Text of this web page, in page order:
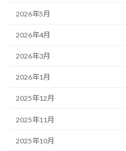
2026年5月
2026年4月
2026年3月
2026年1月
2025年12月
2025年11月
2025年10月